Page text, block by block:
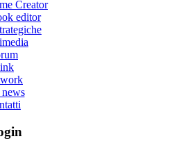
Creator
editor